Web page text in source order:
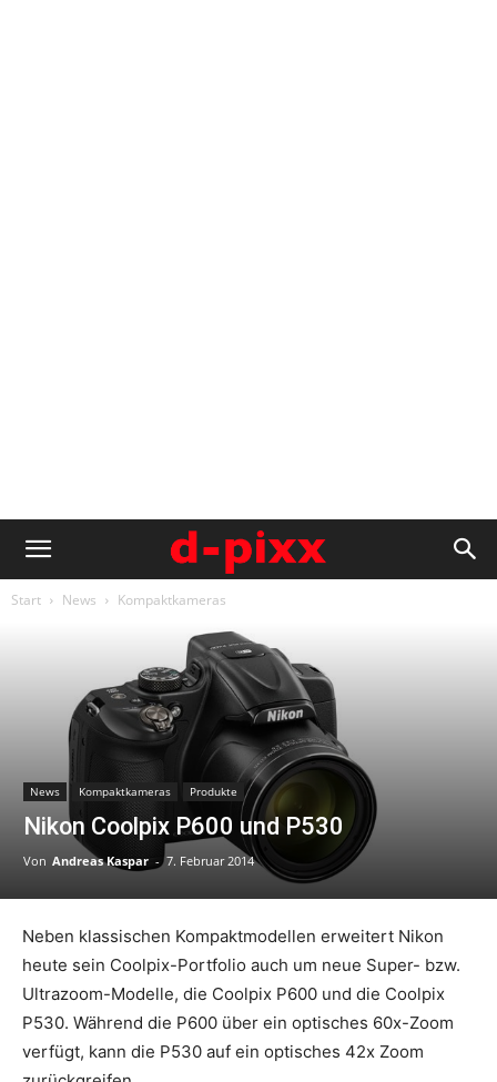
Start News Kompaktkameras
News Kompaktkameras Produkte
Nikon Coolpix P600 und P530
Von Andreas Kaspar - 7. Februar 2014
Neben klassischen Kompaktmodellen erweitert Nikon
heute sein Coolpix-Portfolio auch um neue Super- bzw.
Ultrazoom-Modelle, die Coolpix P600 und die Coolpix
P530. Während die P600 über ein optisches 60x-Zoom
verfügt, kann die P530 auf ein optisches 42x Zoom